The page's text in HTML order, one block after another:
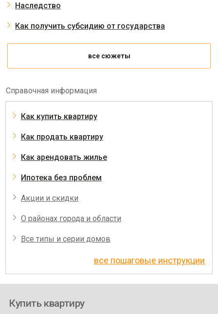
Наследство
Как получить субсидию от государства
все сюжеты
Справочная информация
Как купить квартиру
Как продать квартиру
Как арендовать жилье
Ипотека без проблем
Акции и скидки
О районах города и области
Все типы и серии домов
все пошаговые инструкции
Купить квартиру